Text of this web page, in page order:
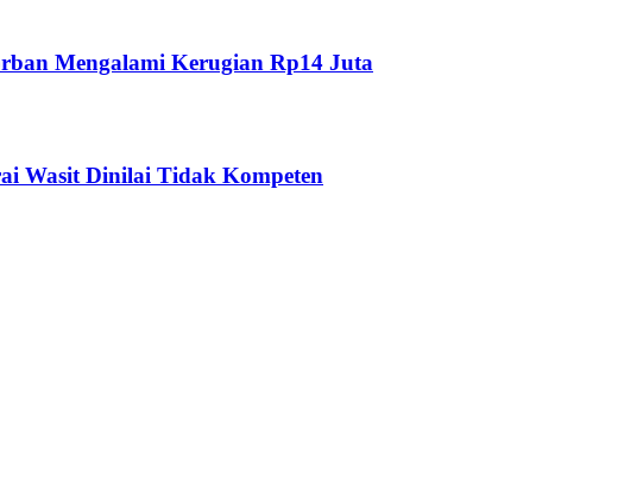
Mengalami Kerugian Rp14 Juta
Wasit Dinilai Tidak Kompeten